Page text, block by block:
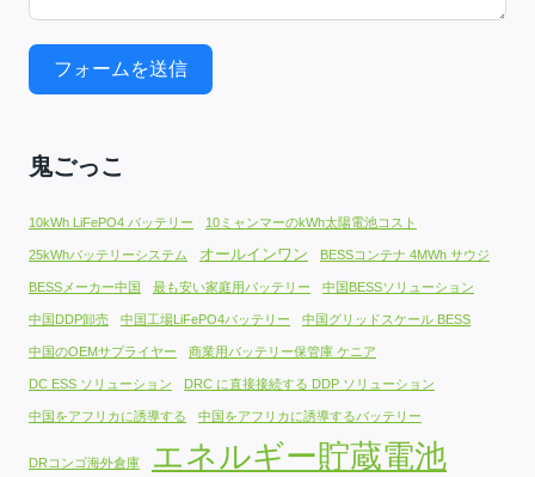
フォームを送信
鬼ごっこ
10kWh LiFePO4 バッテリー 10ミャンマーのkWh太陽電池コスト
25kWhバッテリーシステム オールインワン BESSコンテナ 4MWh サウジ
BESSメーカー中国 最も安い家庭用バッテリー 中国BESSソリューション
中国DDP卸売 中国工場LiFePO4バッテリー 中国グリッドスケール BESS
中国のOEMサプライヤー 商業用バッテリー保管庫 ケニア
DC ESS ソリューション DRC に直接接続する DDP ソリューション
中国をアフリカに誘導する 中国をアフリカに誘導するバッテリー
DRコンゴ海外倉庫 エネルギー貯蔵電池